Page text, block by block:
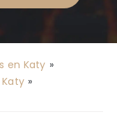
en Katy »
»